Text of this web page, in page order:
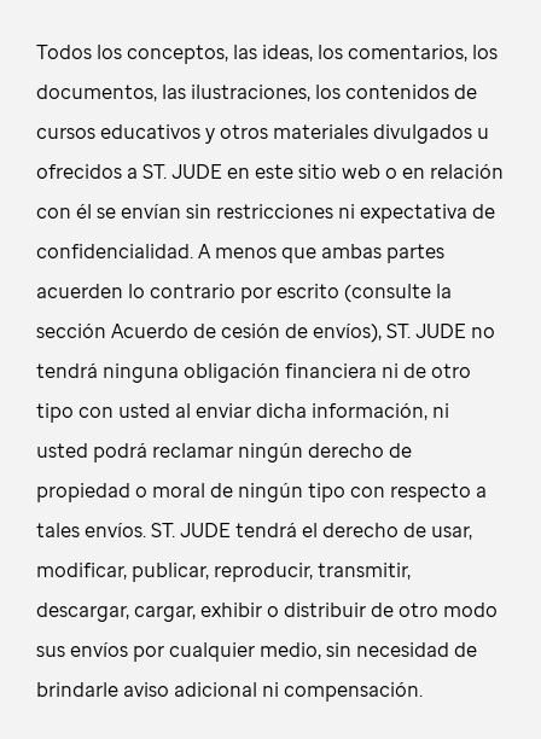
Todos los conceptos, las ideas, los comentarios, los
documentos, las ilustraciones, los contenidos de
cursos educativos y otros materiales divulgados u
ofrecidos a ST. JUDE en este sitio web o en relación
con él se envían sin restricciones ni expectativa de
confidencialidad. A menos que ambas partes
acuerden lo contrario por escrito (consulte la
sección Acuerdo de cesión de envíos), ST. JUDE no
tendrá ninguna obligación financiera ni de otro
tipo con usted al enviar dicha información, ni
usted podrá reclamar ningún derecho de
propiedad o moral de ningún tipo con respecto a
tales envíos. ST. JUDE tendrá el derecho de usar,
modificar, publicar, reproducir, transmitir,
descargar, cargar, exhibir o distribuir de otro modo
sus envíos por cualquier medio, sin necesidad de
brindarle aviso adicional ni compensación.